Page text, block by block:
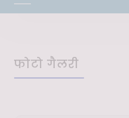
फोटो गैलरी